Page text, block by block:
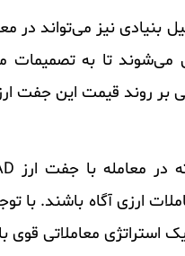
تا به تصمیمات
بر روند قیمت این جفت
ارزی آگاه باشند. با
استراتژی معاملاتی